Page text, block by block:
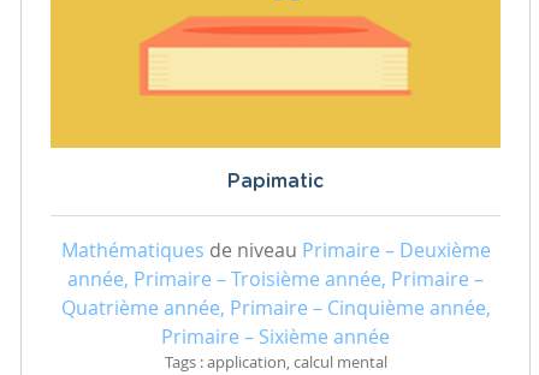
Papimatic
Mathématiques de niveau Primaire – Deuxième
année, Primaire – Troisième année, Primaire –
Quatrième année, Primaire – Cinquième année,
Primaire – Sixième année
Tags : application, calcul mental